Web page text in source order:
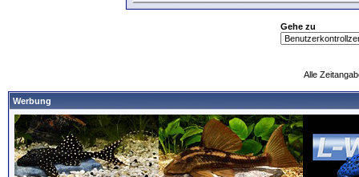
Gehe zu
Alle
Werbung